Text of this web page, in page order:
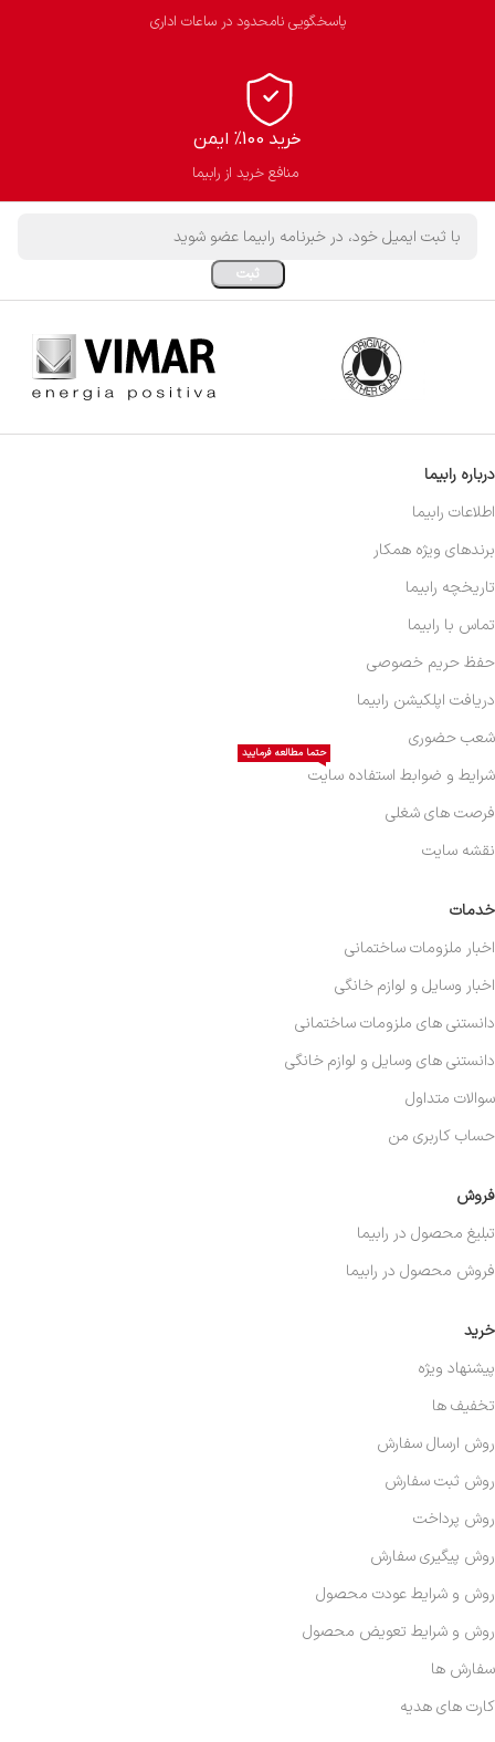
پاسخگویی نامحدود در ساعات اداری
خرید 100% ایمن
منافع خرید از رابیما
خرید
پیشنهاد ویژه
تخفیف ها
روش ارسال سفارش
روش ثبت سفارش
روش پرداخت
روش پیگیری سفارش
روش و شرایط عودت محصول
روش و شرایط تعویض محصول
سفارش ها
کارت های هدیه
فروش
تبلیغ محصول در رابیما
فروش محصول در رابیما
خدمات
اخبار ملزومات ساختمانی
اخبار وسایل و لوازم خانگی
دانستنی های ملزومات ساختمانی
دانستنی های وسایل و لوازم خانگی
سوالات متداول
حساب کاربری من
درباره رابیما
اطلاعات رابیما
برندهای ویژه همکار
تاریخچه رابیما
تماس با رابیما
حفظ حریم خصوصی
دریافت اپلکیشن رابیما
شعب حضوری
شرایط و ضوابط استفاده سایت
حتما مطالعه فرمایید
فرصت های شغلی
نقشه سایت